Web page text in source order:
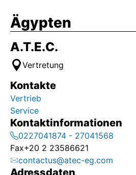
Ägypten
A.T.E.C.
Vertretung
Kontakte
Vertrieb
Service
Kontaktinformationen
0227041874 - 27041568
Fax+20 2 23586621
contactus@atec-eg.com
Adressdaten